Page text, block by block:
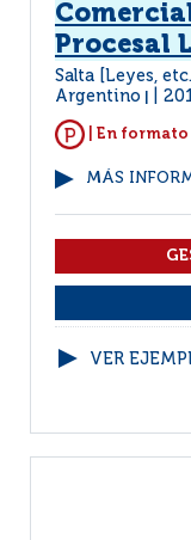
Procesal
Salta [Leyes,
Argentino
| En
MÁS
VER